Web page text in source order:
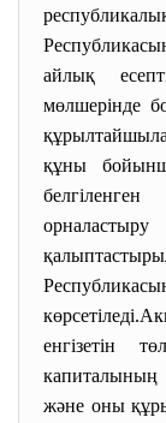
айлық
мөлшерінде
құны
енгiзетiн
және оны